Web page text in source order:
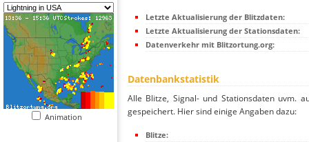
Animation
Letzte Aktualisierung der Blitzdaten:
Letzte Aktualisierung der Stationsdaten:
Datenverkehr mit Blitzortung.org:
Datenbankstatistik
Alle Blitze, Signal- und Stationsdaten uvm.
gespeichert. Hier sind einige Angaben dazu:
Blitze: